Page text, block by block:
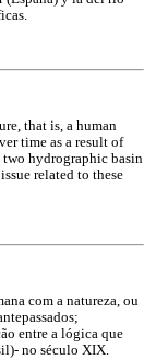
that is, a human
time as a result of
hydrographic basin
related to these
com a natureza, ou
entre a lógica que
no século XIX.